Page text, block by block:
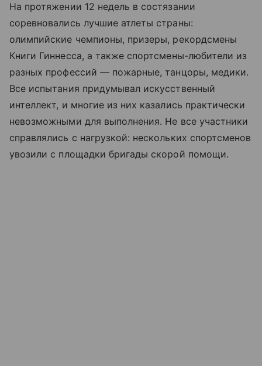
На протяжении 12 недель в состязании
соревновались лучшие атлеты страны:
олимпийские чемпионы, призеры, рекордсмены
Книги Гиннесса, а также спортсмены-любители из
разных профессий — пожарные, танцоры, медики.
Все испытания придумывал искусственный
интеллект, и многие из них казались практически
невозможными для выполнения. Не все участники
справлялись с нагрузкой: нескольких спортсменов
увозили с площадки бригады скорой помощи.